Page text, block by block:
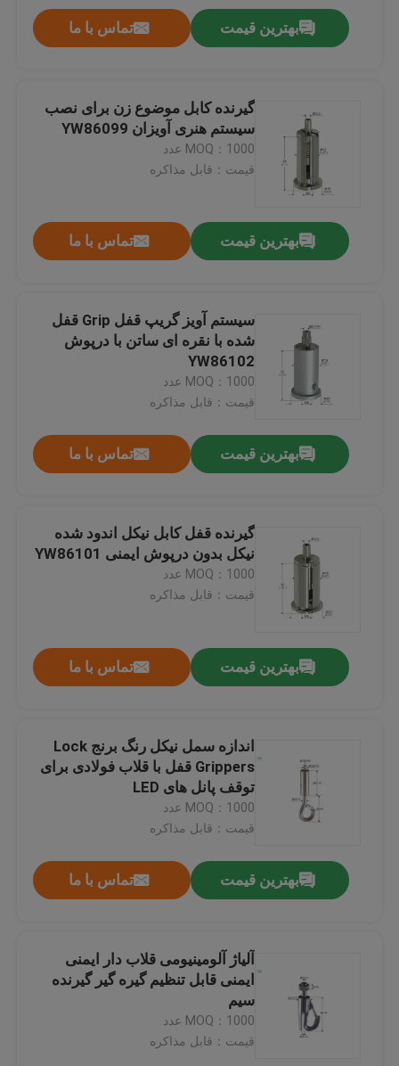
بهترین قیمت تماس با ما
گیرنده کابل موضوع زن برای نصب
سیستم هنری آویزان YW86099
MOQ：1000 عدد
قیمت：قابل مذاکره
بهترین قیمت تماس با ما
سیستم آویز گریپ قفل Grip قفل
شده با نقره ای ساتن با درپوش
YW86102
MOQ：1000 عدد
قیمت：قابل مذاکره
بهترین قیمت تماس با ما
گیرنده قفل کابل نیکل اندود شده
نیکل بدون درپوش ایمنی YW86101
MOQ：1000 عدد
قیمت：قابل مذاکره
بهترین قیمت تماس با ما
اندازه سمل نیکل رنگ برنج Lock
Grippers قفل با قلاب فولادی برای
توقف پانل های LED
MOQ：1000 عدد
قیمت：قابل مذاکره
بهترین قیمت تماس با ما
آلیاژ آلومینیومی قلاب دار ایمنی
ایمنی قابل تنظیم گیره گیر گیرنده
سیم
MOQ：1000 عدد
قیمت：قابل مذاکره